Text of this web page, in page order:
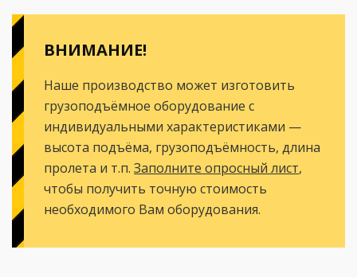
ВНИМАНИЕ!
Наше производство может изготовить
грузоподъёмное оборудование с
индивидуальными характеристиками —
высота подъёма, грузоподъёмность, длина
пролета и т.п. Заполните опросный лист,
чтобы получить точную стоимость
необходимого Вам оборудования.